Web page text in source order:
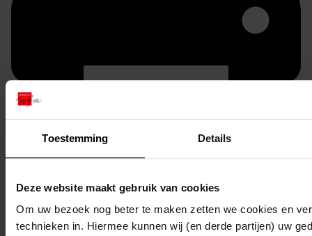
Toestemming Details
Deze website maakt gebruik van cookies
Om uw bezoek nog beter te maken zetten we cookies en
technieken in. Hiermee kunnen wij (en derde partijen) uw
duurzaam webadres